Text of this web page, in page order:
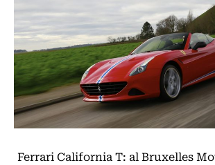
Ferrari California T: al Bruxelles